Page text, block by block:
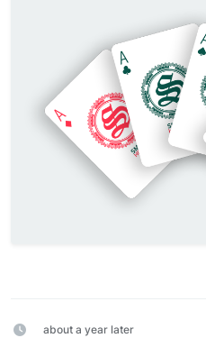
about a year later